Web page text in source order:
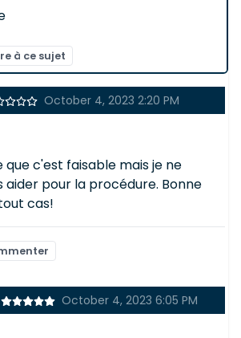
à ce sujet
October 4, 2023 2:20 PM
que c'est faisable mais je ne
aider pour la procédure. Bonne
cas!
October 4, 2023 6:05 PM